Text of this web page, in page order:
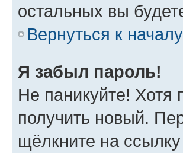
остальных вы
Вернуться к началу
Я забыл пароль!
Не паникуйте! Хотя
получить новый.
щёлкните на ссылку